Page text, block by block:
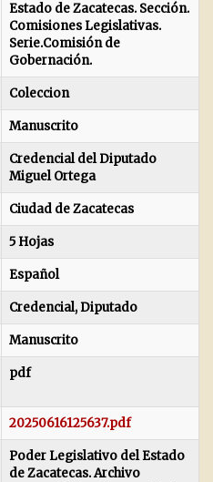
Estado de Zacatecas. Sección.
Comisiones Legislativas.
Serie.Comisión de
Gobernación.
Coleccion
Manuscrito
Credencial del Diputado
Miguel Ortega
Ciudad de Zacatecas
5 Hojas
Español
Credencial, Diputado
Manuscrito
pdf
20250616125637.pdf
Poder Legislativo del Estado
de Zacatecas. Archivo